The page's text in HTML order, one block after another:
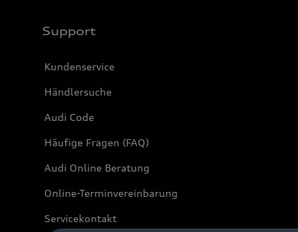
Support
Kundenservice
Händlersuche
Audi Code
Häufige Fragen (FAQ)
Audi Online Beratung
Online-Terminvereinbarung
Servicekontakt